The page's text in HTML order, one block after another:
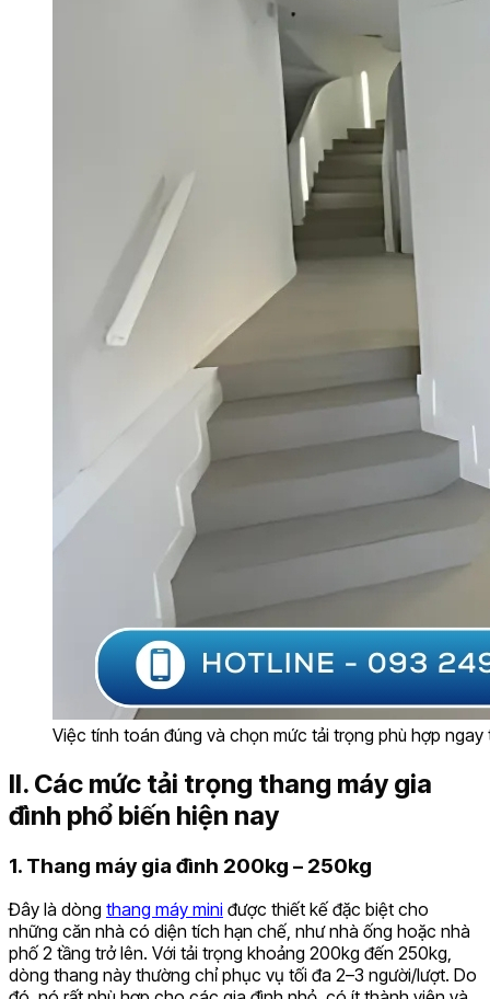
Việc tính toán đúng và chọn mức tải trọng phù hợp
II. Các mức tải trọng thang máy gia
đình phổ biến hiện nay
1. Thang máy gia đình 200kg – 250kg
Đây là dòng thang máy mini được thiết kế đặc biệt cho
những căn nhà có diện tích hạn chế, như nhà ống hoặc nhà
phố 2 tầng trở lên. Với tải trọng khoảng 200kg đến 250kg,
dòng thang này thường chỉ phục vụ tối đa 2–3 người/lượt. Do